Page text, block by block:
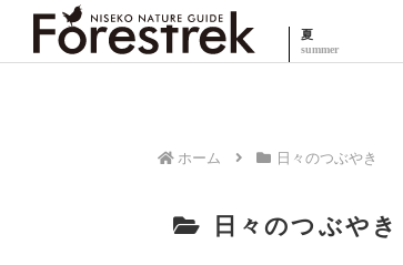
夏
ホーム 日々のつぶやき
日々のつぶやき